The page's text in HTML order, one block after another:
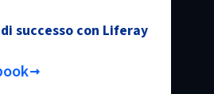
successo con Liferay